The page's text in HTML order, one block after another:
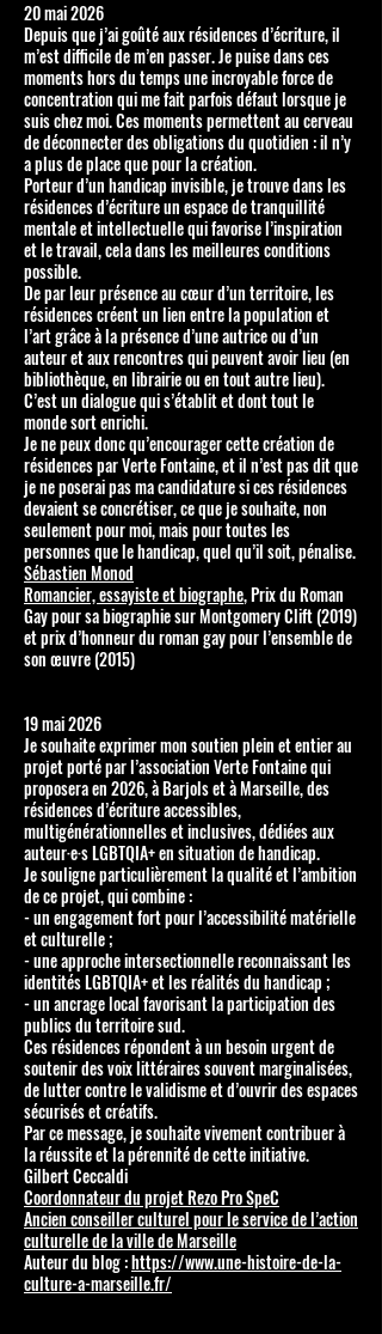
20 mai 2026
Depuis que j’ai goûté aux résidences d’écriture, il
m’est difficile de m’en passer. Je puise dans ces
moments hors du temps une incroyable force de
concentration qui me fait parfois défaut lorsque je
suis chez moi. Ces moments permettent au cerveau
de déconnecter des obligations du quotidien : il n’y
a plus de place que pour la création.
Porteur d’un handicap invisible, je trouve dans les
résidences d’écriture un espace de tranquillité
mentale et intellectuelle qui favorise l’inspiration
et le travail, cela dans les meilleures conditions
possible.
De par leur présence au cœur d’un territoire, les
résidences créent un lien entre la population et
l’art grâce à la présence d’une autrice ou d’un
auteur et aux rencontres qui peuvent avoir lieu (en
bibliothèque, en librairie ou en tout autre lieu).
C’est un dialogue qui s’établit et dont tout le
monde sort enrichi.
Je ne peux donc qu’encourager cette création de
résidences par Verte Fontaine, et il n’est pas dit que
je ne poserai pas ma candidature si ces résidences
devaient se concrétiser, ce que je souhaite, non
seulement pour moi, mais pour toutes les
personnes que le handicap, quel qu’il soit, pénalise.
Sébastien Monod
Romancier, essayiste et biographe, Prix du Roman
Gay pour sa biographie sur Montgomery Clift (2019)
et prix d’honneur du roman gay pour l’ensemble de
son œuvre (2015)
19 mai 2026
Je souhaite exprimer mon soutien plein et entier au
projet porté par l’association Verte Fontaine qui
proposera en 2026, à Barjols et à Marseille, des
résidences d’écriture accessibles,
multigénérationnelles et inclusives, dédiées aux
auteur·e·s LGBTQIA+ en situation de handicap.
Je souligne particulièrement la qualité et l’ambition
de ce projet, qui combine :
- un engagement fort pour l’accessibilité matérielle
et culturelle ;
- une approche intersectionnelle reconnaissant les
identités LGBTQIA+ et les réalités du handicap ;
- un ancrage local favorisant la participation des
publics du territoire sud.
Ces résidences répondent à un besoin urgent de
soutenir des voix littéraires souvent marginalisées,
de lutter contre le validisme et d’ouvrir des espaces
sécurisés et créatifs.
Par ce message, je souhaite vivement contribuer à
la réussite et la pérennité de cette initiative.
Gilbert Ceccaldi
Coordonnateur du projet Rezo Pro SpeC
Ancien conseiller culturel pour le service de l’action
culturelle de la ville de Marseille
Auteur du blog :https://www.une-histoire-de-la-
culture-a-marseille.fr/